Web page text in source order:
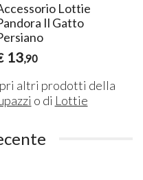
Lottie
Il Gatto
13,90
altri prodotti della
o di Lottie